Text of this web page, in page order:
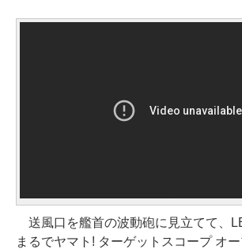
送風口を艦首の波動砲に見立てて、
まるでヤマト! ターゲットスコープ オ